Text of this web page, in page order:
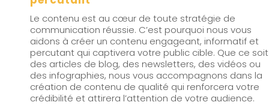
Le contenu est au cœur de toute stratégie de
communication réussie. C’est pourquoi nous vous
aidons à créer un contenu engageant, informatif et
percutant qui captivera votre public cible. Que ce soit
des articles de blog, des newsletters, des vidéos ou
des infographies, nous vous accompagnons dans la
création de contenu de qualité qui renforcera votre
crédibilité et attirera l’attention de votre audience.